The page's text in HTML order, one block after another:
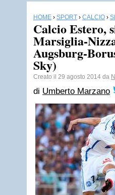
HOME › SPORT › CALCIO ›
Calcio Estero,
Marsiglia-
Augsburg-
Sky)
Creato il 29 agosto 2014 da
di Umberto Marzano